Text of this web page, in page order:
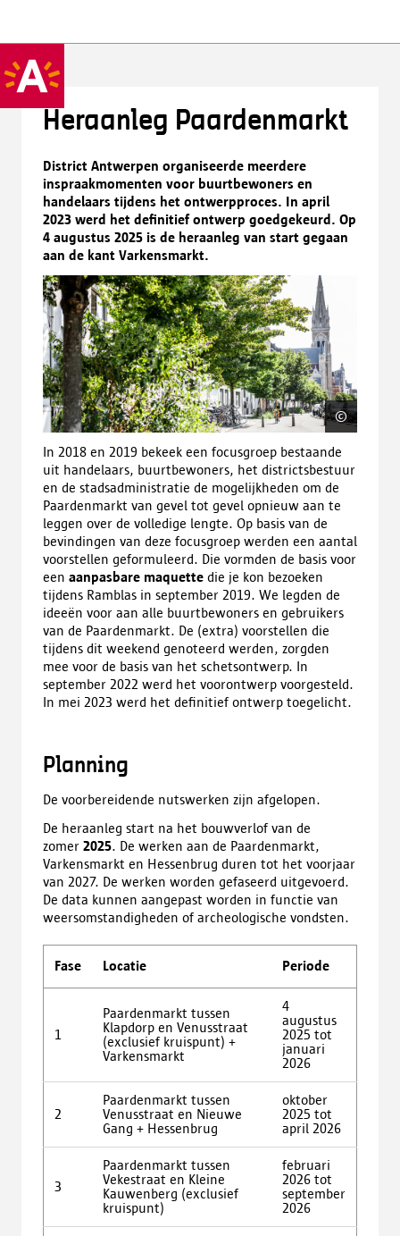
Heraanleg Paardenmarkt
District Antwerpen organiseerde meerdere
inspraakmomenten voor buurtbewoners en
handelaars tijdens het ontwerpproces. In april
2023 werd het definitief ontwerp goedgekeurd. Op
4 augustus 2025 is de heraanleg van start gegaan
aan de kant Varkensmarkt.
©
In 2018 en 2019 bekeek een focusgroep bestaande
uit handelaars, buurtbewoners, het districtsbestuur
en de stadsadministratie de mogelijkheden om de
Paardenmarkt van gevel tot gevel opnieuw aan te
leggen over de volledige lengte. Op basis van de
bevindingen van deze focusgroep werden een aantal
voorstellen geformuleerd. Die vormden de basis voor
een aanpasbare maquette die je kon bezoeken
tijdens Ramblas in september 2019. We legden de
ideeën voor aan alle buurtbewoners en gebruikers
van de Paardenmarkt. De (extra) voorstellen die
tijdens dit weekend genoteerd werden, zorgden
mee voor de basis van het schetsontwerp. In
september 2022 werd het voorontwerp voorgesteld.
In mei 2023 werd het definitief ontwerp toegelicht.
Planning
De voorbereidende nutswerken zijn afgelopen.
De heraanleg start na het bouwverlof van de
zomer 2025. De werken aan de Paardenmarkt,
Varkensmarkt en Hessenbrug duren tot het voorjaar
van 2027. De werken worden gefaseerd uitgevoerd.
De data kunnen aangepast worden in functie van
weersomstandigheden of archeologische vondsten.
Fase Locatie Periode
1
Paardenmarkt tussen
Klapdorp en Venusstraat
(exclusief kruispunt) +
Varkensmarkt
4
augustus
2025 tot
januari
2026
2
Paardenmarkt tussen
Venusstraat en Nieuwe
Gang + Hessenbrug
oktober
2025 tot
april 2026
3
Paardenmarkt tussen
Vekestraat en Kleine
Kauwenberg (exclusief
kruispunt)
februari
2026 tot
september
2026